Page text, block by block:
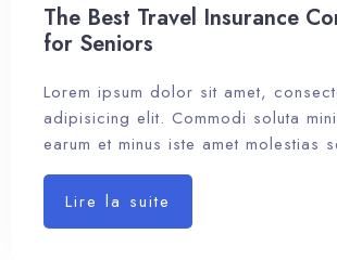
The Best Travel Insurance
for Seniors
Lorem ipsum dolor sit amet,
adipisicing elit. Commodi soluta
earum et minus iste amet molestias
Lire la suite